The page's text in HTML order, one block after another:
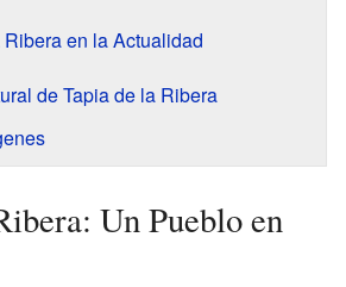
en la Actualidad
de Tapia de la Ribera
Un Pueblo en